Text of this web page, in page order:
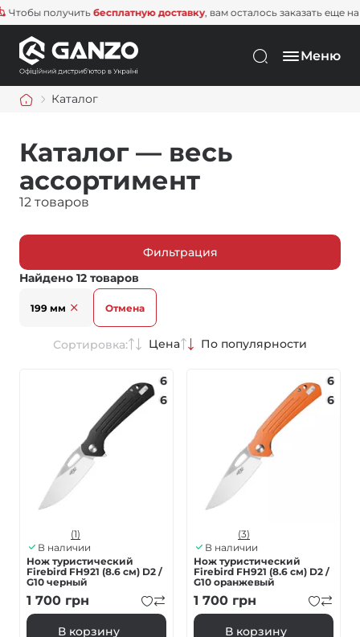
получитьбесплатную доставку, вам осталось заказать еще на1 500
Меню
Каталог
Каталог — весь
ассортимент
12 товаров
Фильтрация
Найдено 12 товаров
199 мм Отмена
Сортировка: Цена По популярности
6
6
(1)
В наличии
Нож туристический
Firebird FH921 (8.6 см) D2 /
G10 черный
1 700 грн
В корзину
6
6
(3)
В наличии
Нож туристический
Firebird FH921 (8.6 см) D2 /
G10 оранжевый
1 700 грн
В корзину